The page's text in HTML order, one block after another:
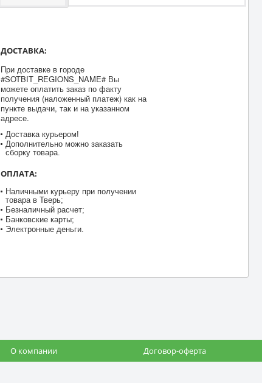
ДОСТАВКА:
При доставке в городе
#SOTBIT_REGIONS_NAME# Вы
можете оплатить заказ по факту
получения (наложенный платеж) как на
пункте выдачи, так и на указанном
адресе.
Доставка курьером!
Дополнительно можно заказать
сборку товара.
ОПЛАТА:
Наличными курьеру при получении
товара в Тверь;
Безналичный расчет;
Банковские карты;
Электронные деньги.
О компании Договор-оферта